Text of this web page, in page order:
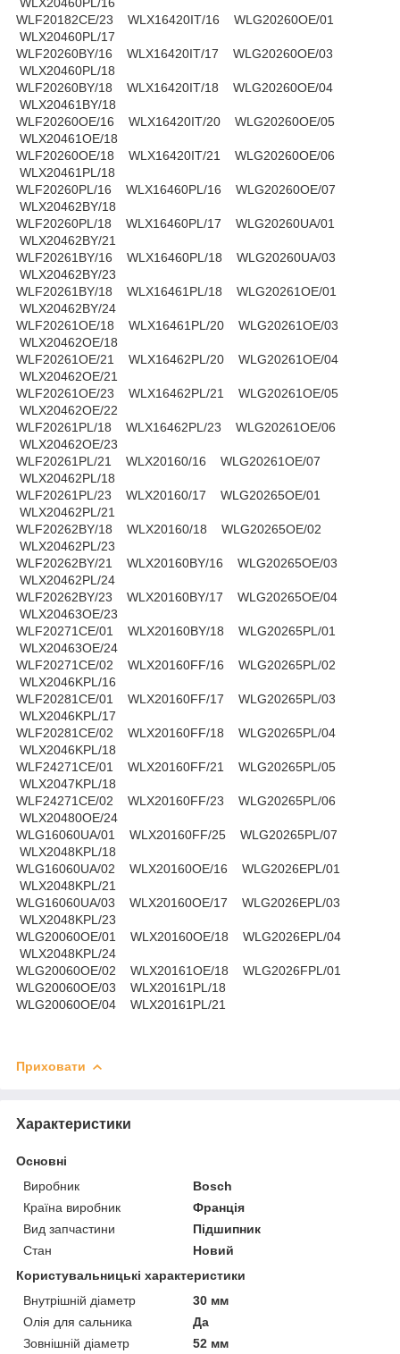
WLF20182CE/23 WLX16420IT/16 WLG20260OE/01
WLX20460PL/17
WLF20260BY/16 WLX16420IT/17 WLG20260OE/03
WLX20460PL/18
WLF20260BY/18 WLX16420IT/18 WLG20260OE/04
WLX20461BY/18
WLF20260OE/16 WLX16420IT/20 WLG20260OE/05
WLX20461OE/18
WLF20260OE/18 WLX16420IT/21 WLG20260OE/06
WLX20461PL/18
WLF20260PL/16 WLX16460PL/16 WLG20260OE/07
WLX20462BY/18
WLF20260PL/18 WLX16460PL/17 WLG20260UA/01
WLX20462BY/21
WLF20261BY/16 WLX16460PL/18 WLG20260UA/03
WLX20462BY/23
WLF20261BY/18 WLX16461PL/18 WLG20261OE/01
WLX20462BY/24
WLF20261OE/18 WLX16461PL/20 WLG20261OE/03
WLX20462OE/18
WLF20261OE/21 WLX16462PL/20 WLG20261OE/04
WLX20462OE/21
WLF20261OE/23 WLX16462PL/21 WLG20261OE/05
WLX20462OE/22
WLF20261PL/18 WLX16462PL/23 WLG20261OE/06
WLX20462OE/23
WLF20261PL/21 WLX20160/16 WLG20261OE/07
WLX20462PL/18
WLF20261PL/23 WLX20160/17 WLG20265OE/01
WLX20462PL/21
WLF20262BY/18 WLX20160/18 WLG20265OE/02
WLX20462PL/23
WLF20262BY/21 WLX20160BY/16 WLG20265OE/03
WLX20462PL/24
WLF20262BY/23 WLX20160BY/17 WLG20265OE/04
WLX20463OE/23
WLF20271CE/01 WLX20160BY/18 WLG20265PL/01
WLX20463OE/24
WLF20271CE/02 WLX20160FF/16 WLG20265PL/02
WLX2046KPL/16
WLF20281CE/01 WLX20160FF/17 WLG20265PL/03
WLX2046KPL/17
WLF20281CE/02 WLX20160FF/18 WLG20265PL/04
WLX2046KPL/18
WLF24271CE/01 WLX20160FF/21 WLG20265PL/05
WLX2047KPL/18
WLF24271CE/02 WLX20160FF/23 WLG20265PL/06
WLX20480OE/24
WLG16060UA/01 WLX20160FF/25 WLG20265PL/07
WLX2048KPL/18
WLG16060UA/02 WLX20160OE/16 WLG2026EPL/01
WLX2048KPL/21
WLG16060UA/03 WLX20160OE/17 WLG2026EPL/03
WLX2048KPL/23
WLG20060OE/01 WLX20160OE/18 WLG2026EPL/04
WLX2048KPL/24
WLG20060OE/02 WLX20161OE/18 WLG2026FPL/01
WLG20060OE/03 WLX20161PL/18
WLG20060OE/04 WLX20161PL/21
Приховати
Характеристики
Основні
Виробник
Bosch
Країна виробник
Франція
Вид запчастини
Підшипник
Стан
Новий
Користувальницькі характеристики
Внутрішній діаметр
30 мм
Олія для сальника
Да
Зовнішній діаметр
52 мм